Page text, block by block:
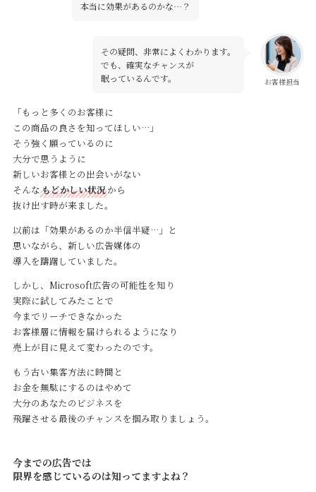
本当に効果があるのかな…？
お客様担当
その疑問、非常によくわかります。
でも、確実なチャンスが
眠っているんです。
「もっと多くのお客様に
この商品の良さを知ってほしい…」
そう強く願っているのに
大分で思うように
新しいお客様との出会いがない
そんなもどかしい状況から
抜け出す時が来ました。
以前は「効果があるのか半信半疑…」と
思いながら、新しい広告媒体の
導入を躊躇していました。
しかし、Microsoft広告の可能性を知り
実際に試してみたことで
今までリーチできなかった
お客様層に情報を届けられるようになり
売上が目に見えて変わったのです。
もう古い集客方法に時間と
お金を無駄にするのはやめて
大分のあなたのビジネスを
飛躍させる最後のチャンスを掴み取りましょう。
今までの広告では
限界を感じているのは知ってますよね？